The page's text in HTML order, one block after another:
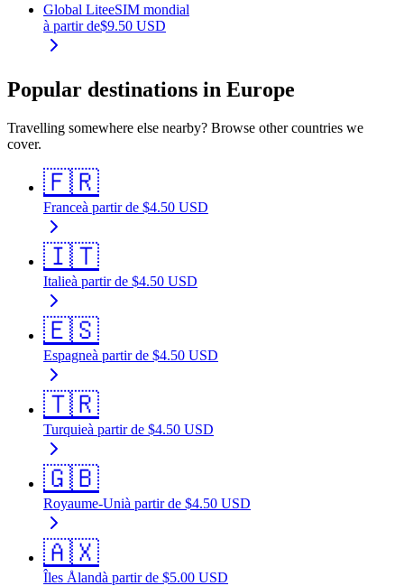
Global LiteeSIM mondial
à partir de$9.50 USD
Popular destinations in Europe
Travelling somewhere else nearby? Browse other countries we
cover.
🇫🇷
Franceà partir de $4.50 USD
🇮🇹
Italieà partir de $4.50 USD
🇪🇸
Espagneà partir de $4.50 USD
🇹🇷
Turquieà partir de $4.50 USD
🇬🇧
Royaume-Unià partir de $4.50 USD
🇦🇽
Îles Ålandà partir de $5.00 USD